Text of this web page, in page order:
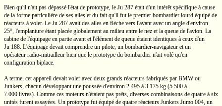
Bien qu'il n'ait pas dépassé l'état de prototype, le Ju 287 était d'un intérêt spécifique à cause
de la forme particulière de ses ailes et du fait qu'il fut le premier bombardier lourd équipé de
réacteurs à voler. Le Ju 287 avait des ailes en flèche vers l'avant avec un angle d'environ
25°, l'emplanture étant placée globalement au milieu entre le nez et la queue de l'avion. La
cabine de l'équipage en partie avant et l'élément de queue étaient identiques à ceux d'un
Ju 188. L'équipage devait comprendre un pilote, un bombardier-navigateur et un
opérateur radio-mitrailleur bien que le prototype du bombardier n'ait volé qu'en
configuration biplace.
A terme, cet appareil devait voler avec deux grands réacteurs fabriqués par BMW ou
Junkers, chacun développant une poussée d'environ 2.495 à 3.175 kg (5.500 à
7.000 livres). Comme ces moteurs n'étaient pas prêts, diverses combinaisons de quatre à six
unités furent essayées. Un prototype fut équipé de quatre réacteurs Junkers Jumo 004, un